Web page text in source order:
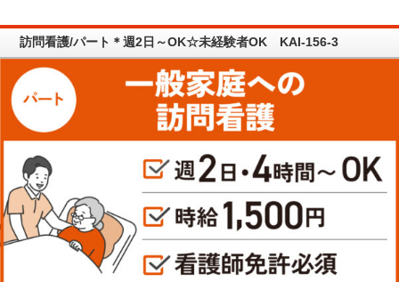
訪問看護/パート＊週2日～OK☆未経験者OK KAI-156-3